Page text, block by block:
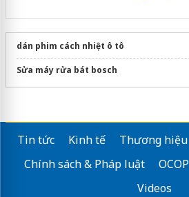
dán phim cách nhiệt ô tô
Sửa máy rửa bát bosch
Tin tức Kinh tế Thương hiệu
Chính sách & Pháp luật
OCOP
Videos